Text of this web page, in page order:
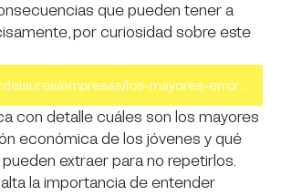
que pueden tener a
por curiosidad sobre este
con detalle cuáles son los mayores
económica de los jóvenes y qué
extraer para no repetirlos.
la importancia de entender